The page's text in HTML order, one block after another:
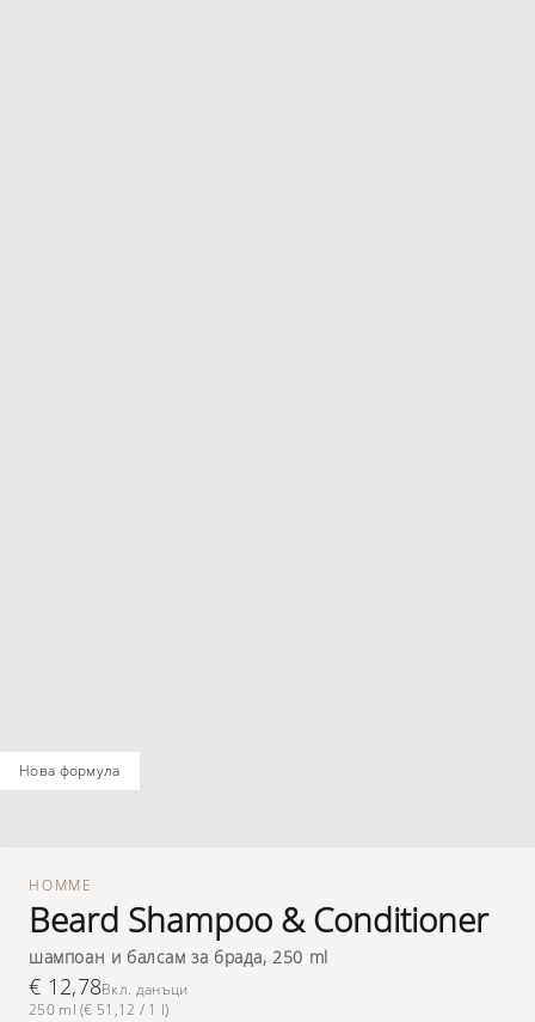
новa формулa
HOMME
Beard Shampoo & Conditioner
шампоан и балсам за брада, 250 ml
€ 12,78Вкл. данъци
250 ml (€ 51,12 / 1 l)